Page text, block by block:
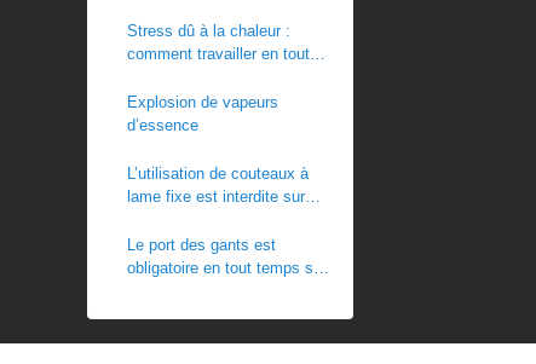
Stress dû à la chaleur :
comment travailler en toute
Explosion de vapeurs
d’essence
L’utilisation de couteaux à
lame fixe est interdite sur
Le port des gants est
obligatoire en tout temps sur